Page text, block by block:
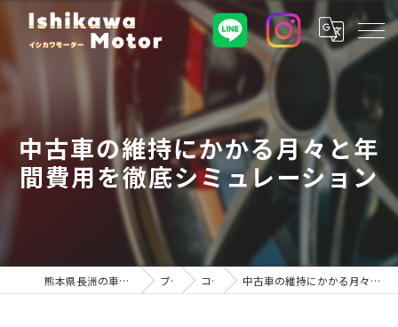
中古車の維持にかかる月々と年
間費用を徹底シミュレーション
熊本県長洲の車屋ならイシカワモーター ブログ コラム 中古車の維持にかかる月々と年間費用を徹底シミュレーション